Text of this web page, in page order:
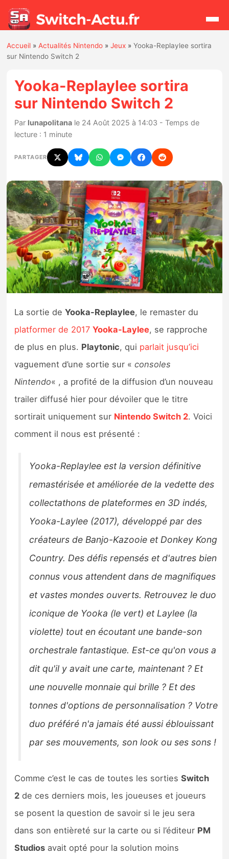
Actualités
Jeux
Hardware
Chiffres de ventes
Rumeurs
Nintendo Direct
Tests et previews
Tests de jeux
Tests d’accessoires
Previews
Précommandes
Précommandes jeux Switch 2
Sorties de jeux
Bons plans
Accueil »Actualités Nintendo »Jeux »Yooka-Replaylee sortira
sur Nintendo Switch 2
Yooka-Replaylee sortira
sur Nintendo Switch 2
Par lunapolitana le 24 Août 2025 à 14:03 - Temps de
lecture : 1 minute
PARTAGER
La sortie deYooka-Replaylee, le remaster du
platformer de 2017Yooka-Laylee, se rapproche
de plus en plus. Playtonic, qui parlait jusqu’ici
vaguement d’une sortie sur «consoles
Nintendo« , a profité de la diffusion d’un nouveau
trailer diffusé hier pour dévoiler que le titre
sortirait uniquement sur Nintendo Switch 2. Voici
comment il nous est présenté :
Yooka-Replaylee est la version définitive
remastérisée et améliorée de la vedette des
collectathons de plateformes en 3D indés,
Yooka-Laylee (2017), développé par des
créateurs de Banjo-Kazooie et Donkey Kong
Country. Des défis repensés et d'autres bien
connus vous attendent dans de magnifiques
et vastes mondes ouverts. Retrouvez le duo
iconique de Yooka (le vert) et Laylee (la
violette) tout en écoutant une bande-son
orchestrale fantastique. Est-ce qu'on vous a
dit qu'il y avait une carte, maintenant ? Et
une nouvelle monnaie qui brille ? Et des
tonnes d'options de personnalisation ? Votre
duo préféré n'a jamais été aussi éblouissant
par ses mouvements, son look ou ses sons !
Comme c’est le cas de toutes les sortiesSwitch
2 de ces derniers mois, les joueuses et joueurs
se posent la question de savoir si le jeu sera
dans son entièreté sur la carte ou si l’éditeur PM
Studios avait opté pour la solution moins